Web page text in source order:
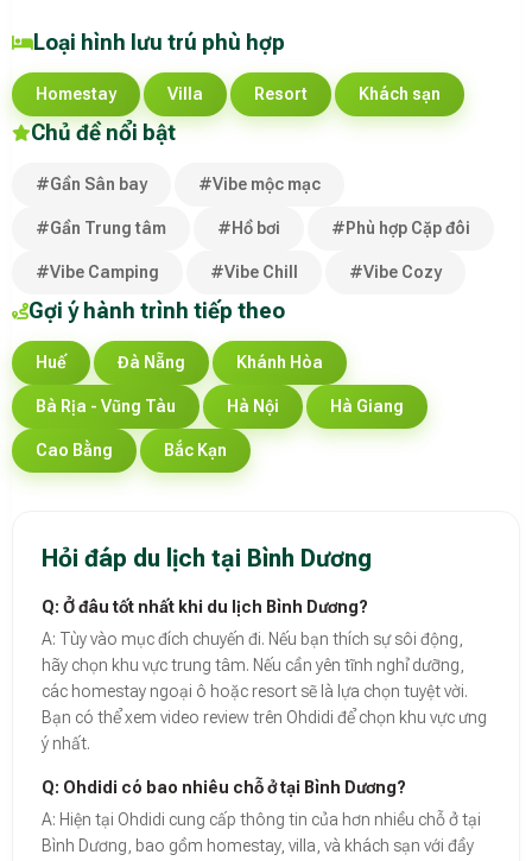
Loại hình lưu trú phù hợp
Homestay Villa Resort Khách sạn
Chủ đề nổi bật
#Gần Sân bay #Vibe mộc mạc
#Gần Trung tâm #Hồ bơi #Phù hợp Cặp đôi
#Vibe Camping #Vibe Chill #Vibe Cozy
Gợi ý hành trình tiếp theo
Huế Đà Nẵng Khánh Hòa
Bà Rịa - Vũng Tàu Hà Nội Hà Giang
Cao Bằng Bắc Kạn
Hỏi đáp du lịch tại Bình Dương
Q: Ở đâu tốt nhất khi du lịch Bình Dương?
A: Tùy vào mục đích chuyến đi. Nếu bạn thích sự sôi động,
hãy chọn khu vực trung tâm. Nếu cần yên tĩnh nghỉ dưỡng,
các homestay ngoại ô hoặc resort sẽ là lựa chọn tuyệt vời.
Bạn có thể xem video review trên Ohdidi để chọn khu vực ưng
ý nhất.
Q: Ohdidi có bao nhiêu chỗ ở tại Bình Dương?
A: Hiện tại Ohdidi cung cấp thông tin của hơn nhiều chỗ ở tại
Bình Dương, bao gồm homestay, villa, và khách sạn với đầy